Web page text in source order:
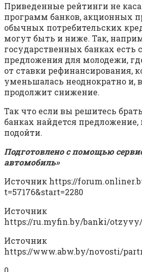
Приведенные рейтинги не
программ банков, акционных
обычных потребительских
могут быть и ниже. Так,
государственных банках есть
предложения для молодежи,
от ставки рефинансирования,
уменьшалась неоднократно и,
продолжит снижение.
Так что если вы решитесь
банках найдется
подойти.
Подготовлено с помощью
автомобиль»
Источник https://
t=57176&start=2280
Источник
https://ru.myfin.by/banki/
Источник
https://www.abw.by/novosti/